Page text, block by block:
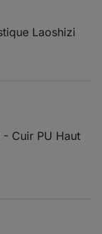
Laoshizi
- Cuir PU Haut